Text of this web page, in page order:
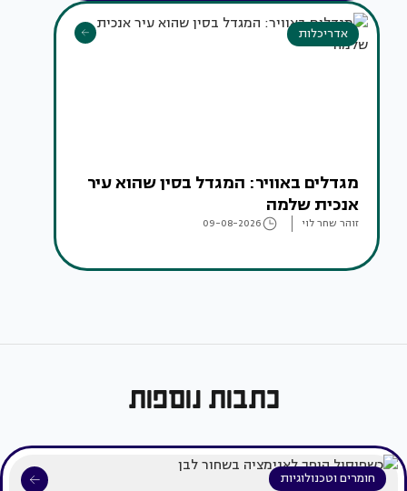
אדריכלות
מגדלים באוויר: המגדל בסין שהוא עיר
אנכית שלמה
זוהר שחר לוי 09-08-2026
כתבות נוספות
חומרים וטכנולוגיות